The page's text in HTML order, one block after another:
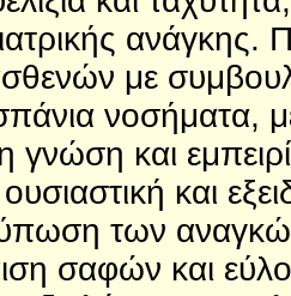
ανάγκης.
με
γνώση και
και
των
σαφών και